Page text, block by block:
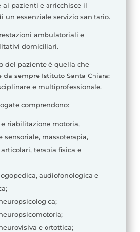
ai pazienti e arricchisce il
un essenziale servizio sanitario.
ambulatoriali e
domiciliari.
del paziente è quella che
sempre Istituto Santa Chiara:
e multiprofessionale.
comprendono:
riabilitazione motoria,
sensoriale, massoterapia,
terapia fisica e
audiofonologica e
e ortottica;